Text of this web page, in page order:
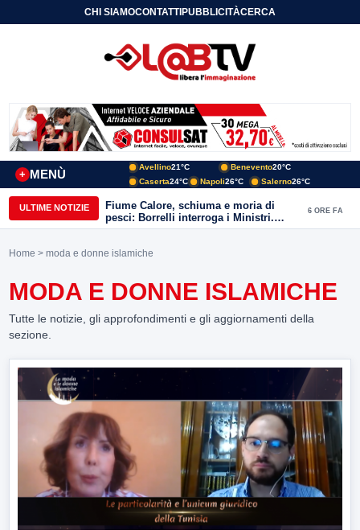
CHI SIAMOCONTATTIPUBBLICITÀCERCA
MENÙ
+
Avellino21°C Benevento20°C
Caserta24°C Napoli26°C Salerno26°C
ULTIME NOTIZIE
Fiume Calore, schiuma e moria di
pesci: Borrelli interroga i Ministri.
“Benevento paga l’assenza del
6 ORE FA
Home > moda e donne islamiche
MODA E DONNE ISLAMICHE
Tutte le notizie, gli approfondimenti e gli aggiornamenti della
sezione.